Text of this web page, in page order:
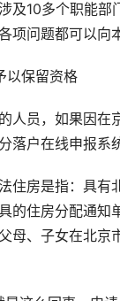
及10多个职能
项问题都可以向
以保留资格
人员，如果因在
落户在线申报系
住房是指：具
的住房分配通
母、子女在北